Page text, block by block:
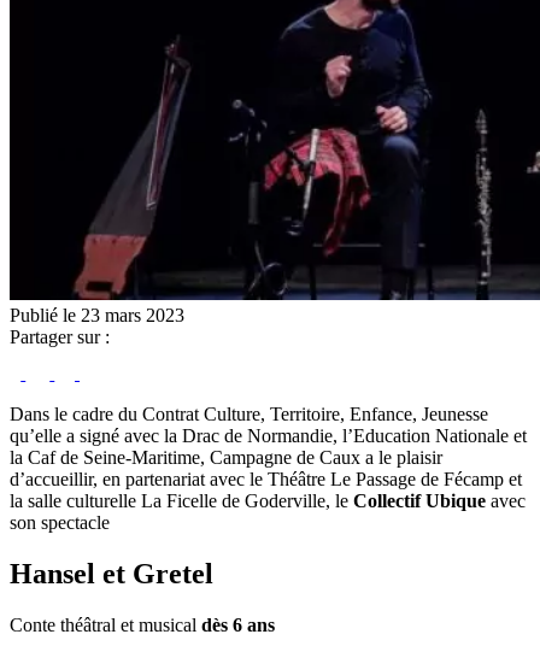
Publié le 23 mars 2023
Partager sur :
Dans le cadre du Contrat Culture, Territoire, Enfance, Jeunesse
qu’elle a signé avec la Drac de Normandie, l’Education Nationale et
la Caf de Seine-Maritime, Campagne de Caux a le plaisir
d’accueillir, en partenariat avec le Théâtre Le Passage de Fécamp et
la salle culturelle La Ficelle de Goderville, le Collectif Ubique avec
son spectacle
Hansel et Gretel
Conte théâtral et musical dès 6 ans